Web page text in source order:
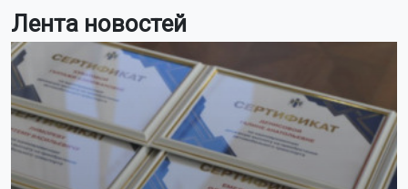
Лента новостей